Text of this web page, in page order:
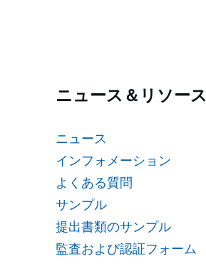
ニュース＆リソース
ニュース
インフォメーション
よくある質問
サンプル
提出書類のサンプル
監査および認証フォーム